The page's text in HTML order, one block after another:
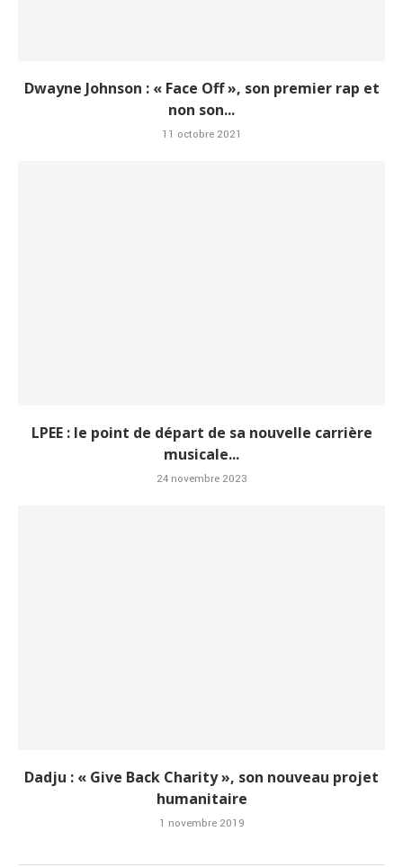
Dwayne Johnson : « Face Off », son premier rap et
non son...
11 octobre 2021
LPEE : le point de départ de sa nouvelle carrière
musicale...
24 novembre 2023
Dadju : « Give Back Charity », son nouveau projet
humanitaire
1 novembre 2019